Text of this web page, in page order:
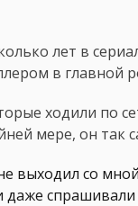
лет в
в главной
ходили по
мере, он так
выходил со